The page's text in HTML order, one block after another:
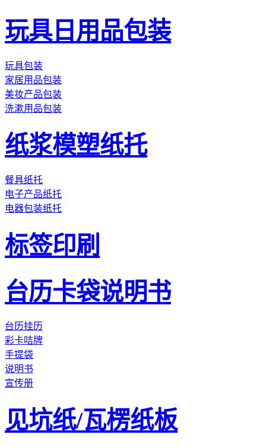
玩具日用品包装
玩具包装
家居用品包装
美妆产品包装
洗漱用品包装
纸浆模塑纸托
餐具纸托
电子产品纸托
电器包装纸托
标签印刷
台历卡袋说明书
台历挂历
彩卡咭牌
手提袋
说明书
宣传册
见坑纸/瓦楞纸板